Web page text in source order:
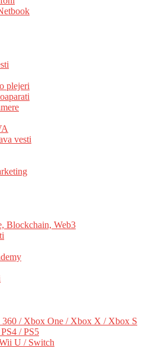
plejeri
vesti
Blockchain, Web3
360 / Xbox One / Xbox X / Xbox S
/ PS5
U / Switch